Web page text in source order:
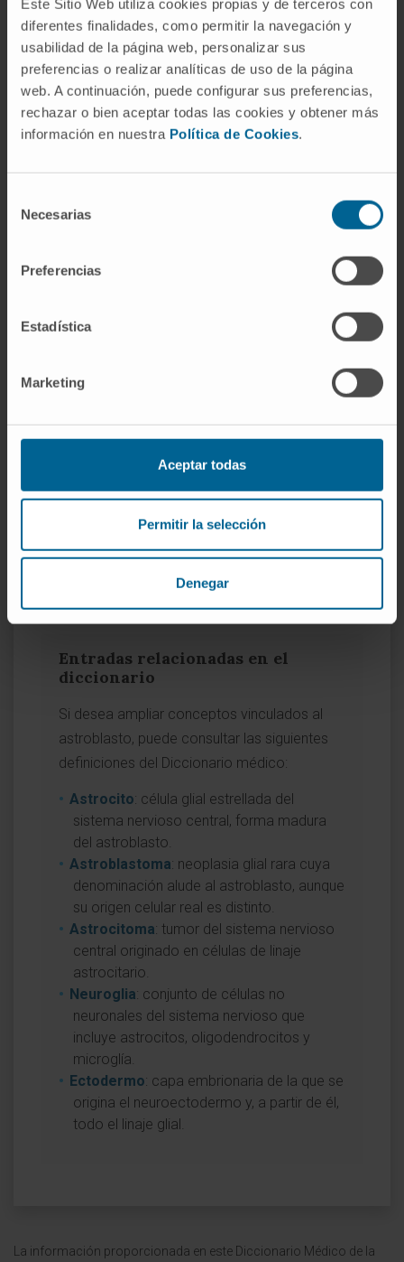
Este Sitio Web utiliza cookies propias y de terceros con
diferentes finalidades, como permitir la navegación y
usabilidad de la página web, personalizar sus
preferencias o realizar analíticas de uso de la página
web. A continuación, puede configurar sus preferencias,
rechazar o bien aceptar todas las cookies y obtener más
información en nuestra Política de Cookies.
Necesarias
Preferencias
Estadística
Marketing
Aceptar todas
Permitir la selección
Denegar
morfológicamente como en el tejido óseo.
¿El astroblastoma se origina en
astroblastos?
Esa fue la hipótesis de Bailey y Cushing en
1926, pero los datos moleculares actuales no
alteraciones genéticas (fusiones deMN1) que
lo clasifican como una entidad independiente.
Hoy se acepta que el nombre es un vestigio
descripción precisa de la célula de origen del
Referencias
MedlinePlus en español.
Tumor cerebral
Manual MSD (versión para
Instituto Nacional del Cáncer (NCI).
Gliomas infantiles, incluidos
astrocitomas.
Departamento de Biología Funcional,
Universidad de Vigo.Astrocito. Atlas de
Entradas relacionadas en el
diccionario
Si desea ampliar conceptos vinculados al
astroblasto, puede consultar las siguientes
definiciones del Diccionario médico:
Astrocito: célula glial estrellada del
sistema nervioso central, forma madura
del astroblasto.
Astroblastoma: neoplasia glial rara cuya
denominación alude al astroblasto, aunque
su origen celular real es distinto.
Astrocitoma: tumor del sistema nervioso
central originado en células de linaje
astrocitario.
Neuroglia: conjunto de células no
neuronales del sistema nervioso que
incluye astrocitos, oligodendrocitos y
microglía.
Ectodermo: capa embrionaria de la que se
origina el neuroectodermo y, a partir de él,
todo el linaje glial.
La información proporcionada en este Diccionario Médico de la